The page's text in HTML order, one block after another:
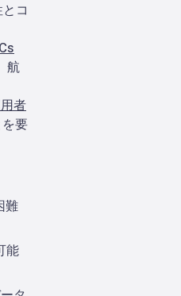
コ
航
者
要
難
能